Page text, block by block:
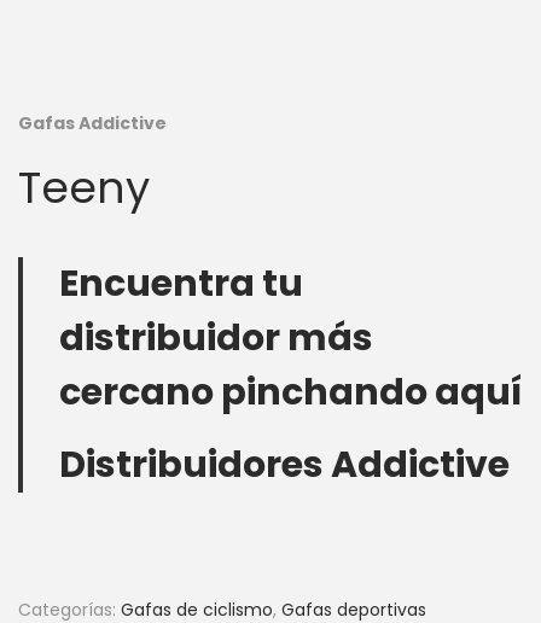
Gafas Addictive
Teeny
Encuentra tu
distribuidor más
cercano pinchando aquí
Distribuidores Addictive
Categorías: Gafas de ciclismo, Gafas deportivas